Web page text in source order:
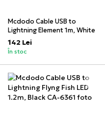
Mcdodo Cable USB to
Lightning Element 1m, White
142 Lei
În stoc